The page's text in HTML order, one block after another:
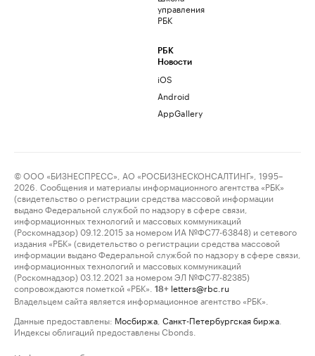
управления
РБК
РБК
Новости
iOS
Android
AppGallery
© ООО «БИЗНЕСПРЕСС», АО «РОСБИЗНЕСКОНСАЛТИНГ», 1995–
2026. Сообщения и материалы информационного агентства «РБК»
(свидетельство о регистрации средства массовой информации
выдано Федеральной службой по надзору в сфере связи,
информационных технологий и массовых коммуникаций
(Роскомнадзор) 09.12.2015 за номером ИА №ФС77-63848) и сетевого
издания «РБК» (свидетельство о регистрации средства массовой
информации выдано Федеральной службой по надзору в сфере связи,
информационных технологий и массовых коммуникаций
(Роскомнадзор) 03.12.2021 за номером ЭЛ №ФС77-82385)
сопровождаются пометкой «РБК».
18+ letters@rbc.ru
Владельцем сайта является информационное агентство «РБК».
Данные предоставлены: Мосбиржа Санкт-Петербургская биржа
Индексы облигаций предоставлены Cbonds.